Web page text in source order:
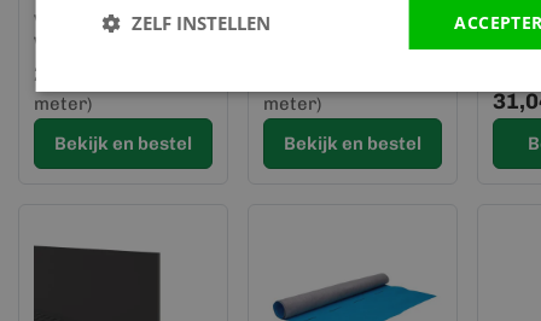
verbindingsprofiel -
VinyPlus
24,53
meter)
Bekijk en bestel
Sheffield eiken Wit -
meter)
Bekijk en bestel
rvs
ZELF INSTELLEN